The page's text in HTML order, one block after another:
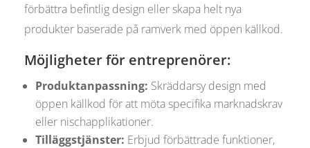
förbättra befintlig design eller skapa helt nya
produkter baserade på ramverk med öppen källkod.
Möjligheter för entreprenörer:
Produktanpassning: Skräddarsy design med
öppen källkod för att möta specifika marknadskrav
eller nischapplikationer.
Tilläggstjänster: Erbjud förbättrade funktioner,